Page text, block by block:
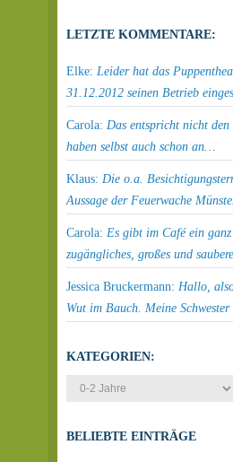
LETZTE KOMMENTARE:
Elke: Leider hat das
31.12.2012 seinen Betrieb
Carola: Das entspricht nicht den
haben selbst auch schon an…
Klaus: Die o.a.
Aussage der Feuerwache
Carola: Es gibt im Café ein
zugängliches, großes und
Jessica Bruckermann: Hallo,
Wut im Bauch. Meine Schwester
KATEGORIEN:
BELIEBTE EINTRÄGE